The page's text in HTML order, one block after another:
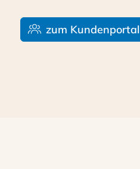
zum Kundenportal